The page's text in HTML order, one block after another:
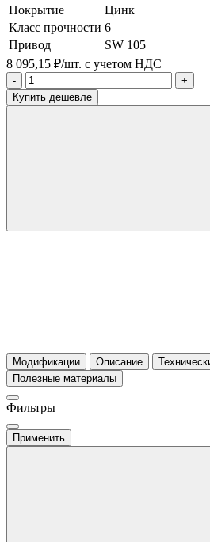
Покрытие
Цинк
Класс прочности 6
Привод
SW 105
8 095,15 ₽/шт. с учетом НДС
-
+
Купить дешевле
Модификации Описание
Полезные материалы
Фильтры
Применить